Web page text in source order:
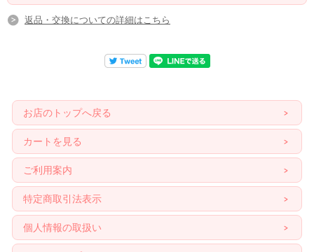
返品・交換についての詳細はこちら
お店のトップへ戻る
カートを見る
ご利用案内
特定商取引法表示
個人情報の取扱い